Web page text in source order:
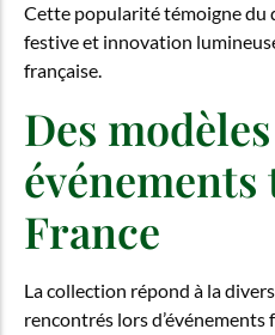
Cette popularité témoigne du
festive et innovation
française.
Des
France
La collection répond à la
rencontrés lors d’événements